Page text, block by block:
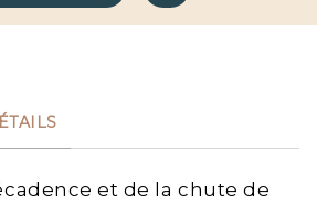
et de la chute de